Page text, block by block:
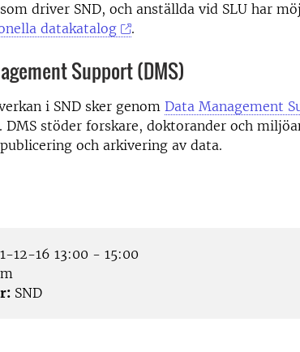
driver SND, och anställda vid SLU har
datakatalog
.
Support (DMS)
i SND sker genom Data Management
stöder forskare, doktorander och
och arkivering av data.
12-16 13:00 - 15:00
SND